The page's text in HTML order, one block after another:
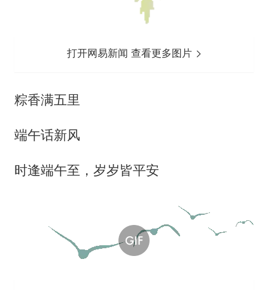
打开网易新闻 查看更多图片
粽香满五里
端午话新风
时逢端午至，岁岁皆平安